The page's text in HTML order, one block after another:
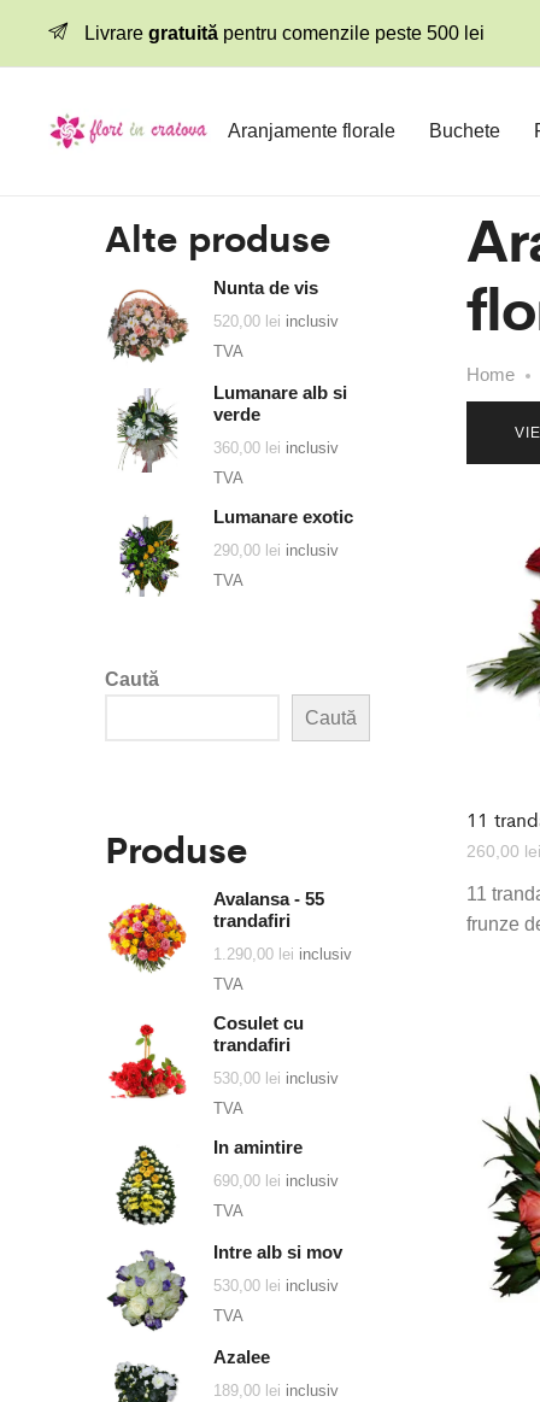
Livrare gratuită pentru comenzile peste 500 lei
Aranjamente florale Buchete
Home
11
260,00 lei
11
frunze
Alte produse
Nunta de vis
520,00 lei inclusiv
TVA
Lumanare alb si
verde
360,00 lei inclusiv
TVA
Lumanare exotic
290,00 lei inclusiv
TVA
Caută
Caută
Produse
Avalansa - 55
trandafiri
1.290,00 lei inclusiv
TVA
Cosulet cu
trandafiri
530,00 lei inclusiv
TVA
In amintire
690,00 lei inclusiv
TVA
Intre alb si mov
530,00 lei inclusiv
TVA
Azalee
189,00 lei inclusiv